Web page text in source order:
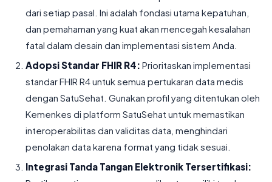
dari setiap pasal. Ini adalah fondasi utama kepatuhan,
dan pemahaman yang kuat akan mencegah kesalahan
fatal dalam desain dan implementasi sistem Anda.
Adopsi Standar FHIR R4: Prioritaskan implementasi
standar FHIR R4 untuk semua pertukaran data medis
dengan SatuSehat. Gunakan profil yang ditentukan oleh
Kemenkes di platform SatuSehat untuk memastikan
interoperabilitas dan validitas data, menghindari
penolakan data karena format yang tidak sesuai.
Integrasi Tanda Tangan Elektronik Tersertifikasi: